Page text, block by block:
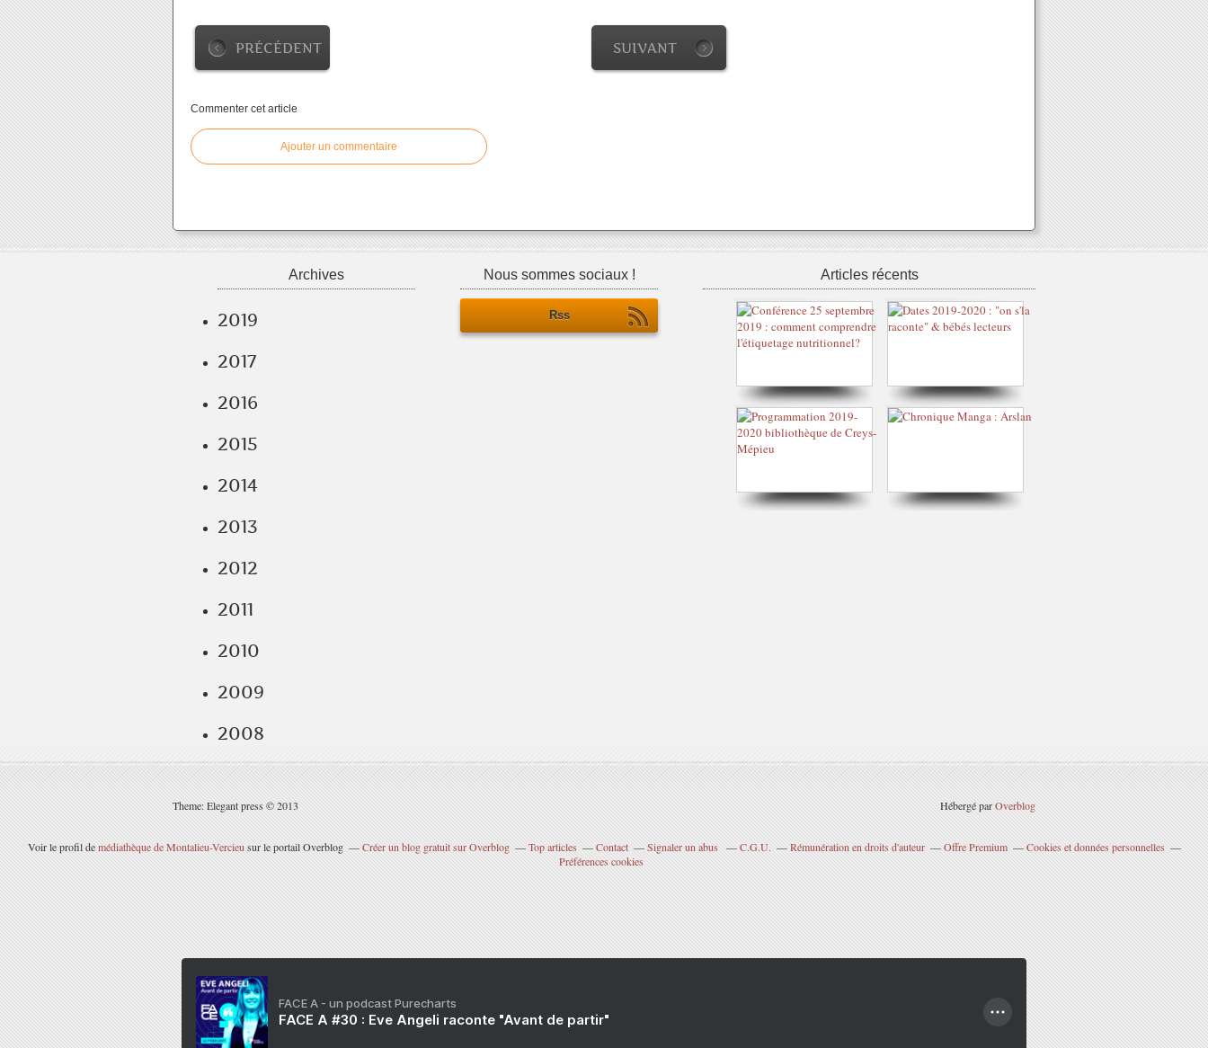
PRÉCÉDENT SUIVANT
Commenter cet article
Ajouter un commentaire
Archives
2019
2017
2016
2015
2014
2013
2012
2011
2010
2009
2008
Nous sommes sociaux !
Rss
Articles récents
Theme: Elegant press © 2013 Hébergé parOverblog
Voir le profil demédiathèque de Montalieu-Vercieusur le portail Overblog Créer un blog gratuit sur Overblog Top articles Contact Signaler un abus C.G.U. Rémunération en droits d'auteur Offre Premium
Cookies et données personnelles
Préférences cookies
FACE A - un podcast Purecharts
FACE A #30 : Eve Angeli raconte "Avant de partir"